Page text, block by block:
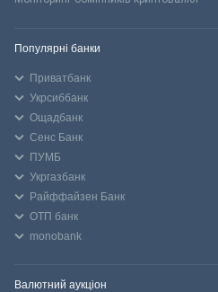
Популярні банки
Приватбанк
Укрсиббанк
Ощадбанк
Сенс Банк
ПУМБ
Укргазбанк
Райффайзен Банк
ОТП банк
monobank
Валютний аукціон